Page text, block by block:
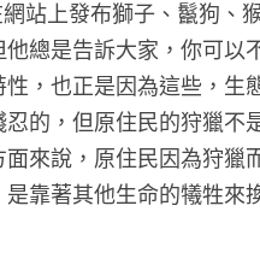
站上發布獅子、鬣狗、
總是告訴大家，你可以
，也正是因為這些，生
的，但原住民的狩獵不
來說，原住民因為狩獵
靠著其他生命的犧牲來